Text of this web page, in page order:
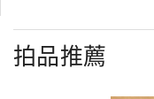
拍品推薦